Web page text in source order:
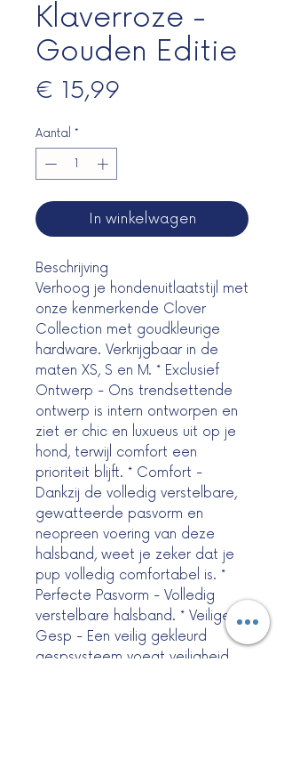
Klaverroze -
Gouden Editie
€ 15,99
Aantal *
In winkelwagen
Beschrijving
Verhoog je hondenuitlaatstijl met
onze kenmerkende Clover
Collection met goudkleurige
hardware. Verkrijgbaar in de
maten XS, S en M. * Exclusief
Ontwerp - Ons trendsettende
ontwerp is intern ontworpen en
ziet er chic en luxueus uit op je
hond, terwijl comfort een
prioriteit blijft. * Comfort -
Dankzij de volledig verstelbare,
gewatteerde pasvorm en
neopreen voering van deze
halsband, weet je zeker dat je
pup volledig comfortabel is. *
Perfecte Pasvorm - Volledig
verstelbare halsband. * Veilige
Gesp - Een veilig gekleurd
gespsysteem voegt veiligheid